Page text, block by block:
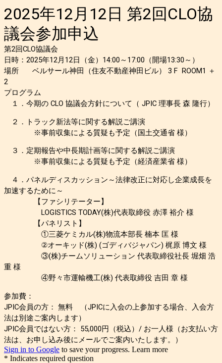
2025年12月12日 第2回CLO協
議会参加申込
第2回CLO協議会
日時：2025年12月12日（金）14:00～17:00（開場13:30～）​
場所 ベルサール神田（住友不動産神田ビル） 3 F ROOM1 ＋
2
プログラム
１．今期の CLO 協議会方針について（ JPIC 理事長 森 隆行）
２．トラック新法等に関する解説ご講演
※事前収集による質疑も予定（国土交通省 様）
３．定期報告や中長期計画等に関する解説ご講演
※事前収集による質疑も予定（経済産業省 様）
４．パネルディスカッション～法律改正に対応し企業成長を
加速するために～
【ファシリテーター】
LOGISTICS TODAY(株)代表取締役 赤澤 裕介 様
【パネリスト】
①三菱ケミカル(株)物流本部長 楠本 匡 様
②オーキッド(株) (ゴディバジャパン) 梶原 博文 様
③(株)チームソリューション 代表取締役社長 堀畑 浩
重 様
④野々市運輸機工(株) 代表取締役 吉田 章 様
参加費：
JPIC会員の方： 無料 （JPICに入会の上参加する場合、入会方
法は別途ご案内します）
JPIC会員ではない方： 55,000円（税込）/ お一人様（お支払い方
法は、お申し込み後にメールでご案内いたします。）
Sign in to Google to save your progress. Learn more
* Indicates required question